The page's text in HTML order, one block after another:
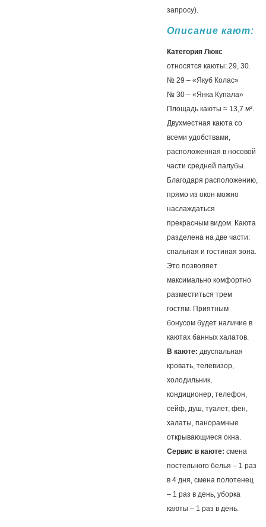
запросу).
Описание кают:
Категория Люкс
относятся каюты: 29, 30.
№ 29 – «Якуб Колас»
№ 30 – «Янка Купала»
Площадь каюты ≈ 13,7 м².
Двухместная каюта со
всеми удобствами,
расположенная в носовой
части средней палубы.
Благодаря расположению,
прямо из окон можно
наслаждаться
прекрасным видом. Каюта
разделена на две части:
спальная и гостиная зона.
Это позволяет
максимально комфортно
разместиться трем
гостям. Приятным
бонусом будет наличие в
каютах банных халатов.
В каюте: двуспальная
кровать, телевизор,
холодильник,
кондиционер, телефон,
сейф, душ, туалет, фен,
халаты, панорамные
открывающиеся окна.
Сервис в каюте: смена
постельного белья – 1 раз
в 4 дня, смена полотенец
– 1 раз в день, уборка
каюты – 1 раз в день.